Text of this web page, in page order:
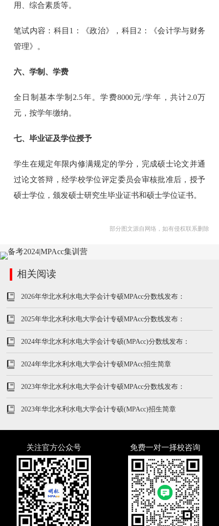
用、综合素质等。
笔试内容：科目1：《政治》，科目2：《会计学与财务
管理》。
六、学制、学费
全日制基本学制2.5年。学费8000元/学年，共计2.0万
元，按学年缴纳。
七、毕业证及学位授予
学生在规定年限内修满规定的学分，完成硕士论文并通
过论文答辩，经学校学位评定委员会审核批准后，授予
硕士学位，颁发硕士研究生毕业证书和硕士学位证书。
部分图文源自网络，如有侵权联系删除
相关阅读
2026年华北水利水电大学会计专硕MPAcc分数线发布：
209/102/51
2025年华北水利水电大学会计专硕MPAcc分数线发布：
208/96/48
2024年华北水利水电大学会计专硕(MPAcc)分数线发布：
210/135/60
2024年华北水利水电大学会计专硕MPAcc招生简章
2023年华北水利水电大学会计专硕MPAcc分数线发布：
213/102/51
2023年华北水利水电大学会计专硕(MPAcc)招生简章
关注官方公众号 免费一对一择校咨询